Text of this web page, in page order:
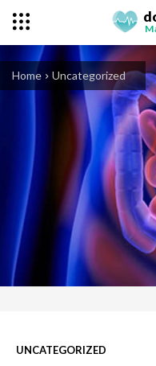
Home Uncategorized
UNCATEGORIZED